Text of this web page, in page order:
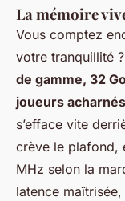
La mémoire
Vous comptez
votre tranquillité ?
de gamme, 32
joueurs acharnés
s’efface vite
crève le plafond,
MHz selon la
latence